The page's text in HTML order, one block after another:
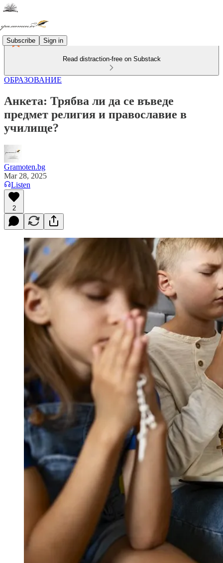
Subscribe Sign in
Read distraction-free on Substack
ОБРАЗОВАНИЕ
Aнкета: Трябва ли да се въведе
предмет религия и православие в
училище?
Gramoten.bg
Mar 28, 2025
Listen
2